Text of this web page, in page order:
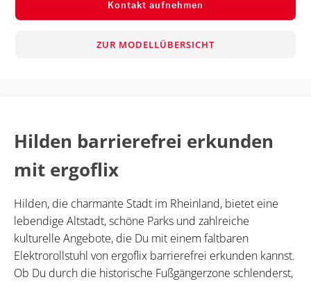
Kontakt aufnehmen
ZUR MODELLÜBERSICHT
Hilden barrierefrei erkunden
mit ergoflix
Hilden, die charmante Stadt im Rheinland, bietet eine
lebendige Altstadt, schöne Parks und zahlreiche
kulturelle Angebote, die Du mit einem faltbaren
Elektrorollstuhl von ergoflix barrierefrei erkunden kannst.
Ob Du durch die historische Fußgängerzone schlenderst,